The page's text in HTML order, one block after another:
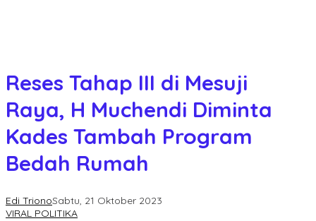
Reses Tahap III di Mesuji
Raya, H Muchendi Diminta
Kades Tambah Program
Bedah Rumah
Edi TrionoSabtu, 21 Oktober 2023
VIRAL POLITIKA